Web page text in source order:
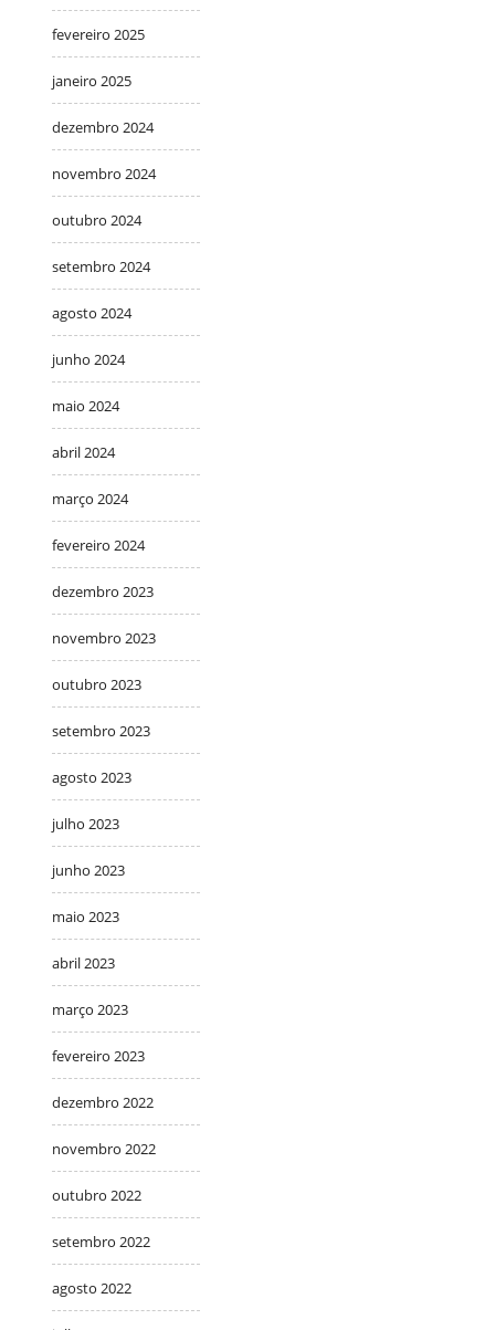
fevereiro 2025
janeiro 2025
dezembro 2024
novembro 2024
outubro 2024
setembro 2024
agosto 2024
junho 2024
maio 2024
abril 2024
março 2024
fevereiro 2024
dezembro 2023
novembro 2023
outubro 2023
setembro 2023
agosto 2023
julho 2023
junho 2023
maio 2023
abril 2023
março 2023
fevereiro 2023
dezembro 2022
novembro 2022
outubro 2022
setembro 2022
agosto 2022